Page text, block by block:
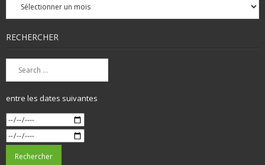
mensuelles
RECHERCHER
entre les dates suivantes